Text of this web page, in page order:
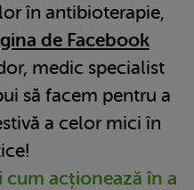
în antibioterapie,
de Facebook
medic specialist
să facem pentru a
a celor mici în
acționează în a